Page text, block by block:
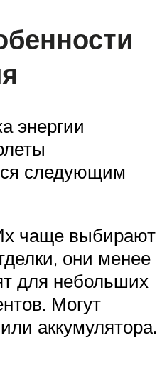
энергии
следующим
чаще выбирают
они менее
для небольших
Могут
аккумулятора.